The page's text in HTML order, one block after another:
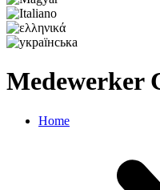
Medewerker
Home